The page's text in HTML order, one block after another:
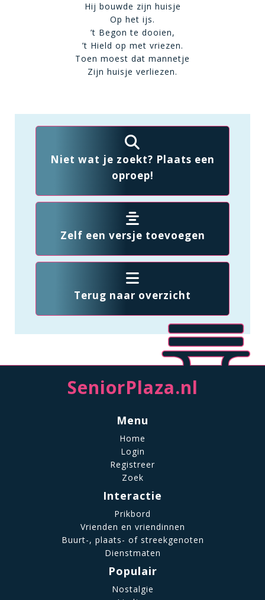
Hij bouwde zijn huisje
Op het ijs.
’t Begon te dooien,
’t Hield op met vriezen.
Toen moest dat mannetje
Zijn huisje verliezen.
Niet wat je zoekt? Plaats een
oproep!
Zelf een versje toevoegen
Terug naar overzicht
SeniorPlaza.nl
Menu
Home
Login
Registreer
Zoek
Interactie
Prikbord
Vrienden en vriendinnen
Buurt-, plaats- of streekgenoten
Dienstmaten
Populair
Nostalgie